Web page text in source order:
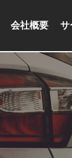
会社概要 サ